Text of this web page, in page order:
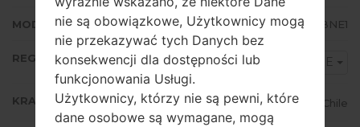
MODEM/CP WERSJA I9080LUBUBNE1
REGION CHE
KRAJ Chile
nie są obowiązkowe, Użytkownicy mogą
nie przekazywać tych Danych bez
konsekwencji dla dostępności lub
funkcjonowania Usługi.
Użytkownicy, którzy nie są pewni, które
dane osobowe są wymagane, mogą